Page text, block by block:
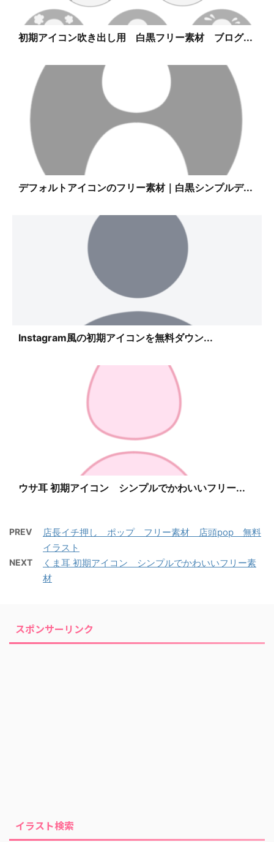
初期アイコン吹き出し用 白黒フリー素材 ブログ...
デフォルトアイコンのフリー素材｜白黒シンプルデ...
Instagram風の初期アイコンを無料ダウン...
ウサ耳 初期アイコン シンプルでかわいいフリー...
PREV
店長イチ押し ポップ フリー素材 店頭pop 無料
イラスト
NEXT
くま耳 初期アイコン シンプルでかわいいフリー素
材
スポンサーリンク
イラスト検索